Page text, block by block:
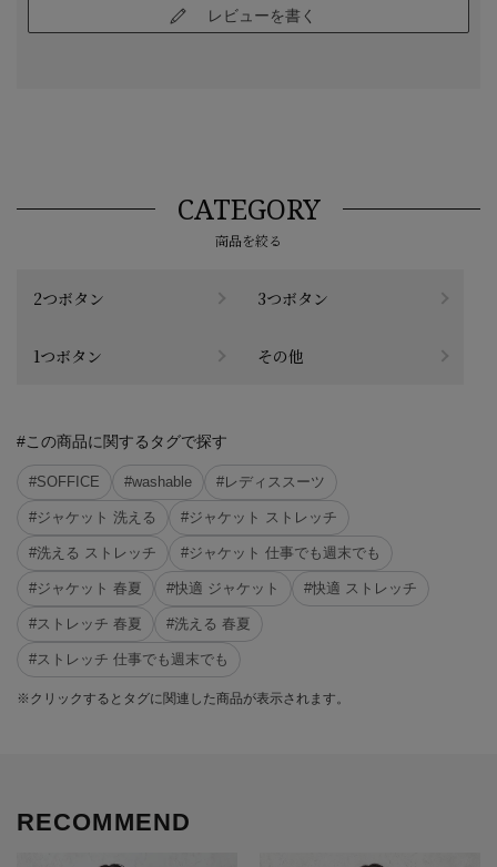
レビューを書く
CATEGORY
商品を絞る
2つボタン 3つボタン
1つボタン その他
#この商品に関するタグで探す
#SOFFICE #washable #レディススーツ
#ジャケット 洗える #ジャケット ストレッチ
#洗える ストレッチ #ジャケット 仕事でも週末でも
#ジャケット 春夏 #快適 ジャケット #快適 ストレッチ
#ストレッチ 春夏 #洗える 春夏
#ストレッチ 仕事でも週末でも
※クリックするとタグに関連した商品が表示されます。
RECOMMEND